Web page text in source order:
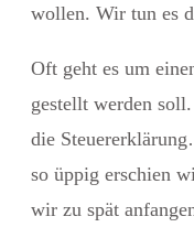
wollen. Wir tun es
Oft geht es um
gestellt werden
die
so üppig erschien
wir zu spät